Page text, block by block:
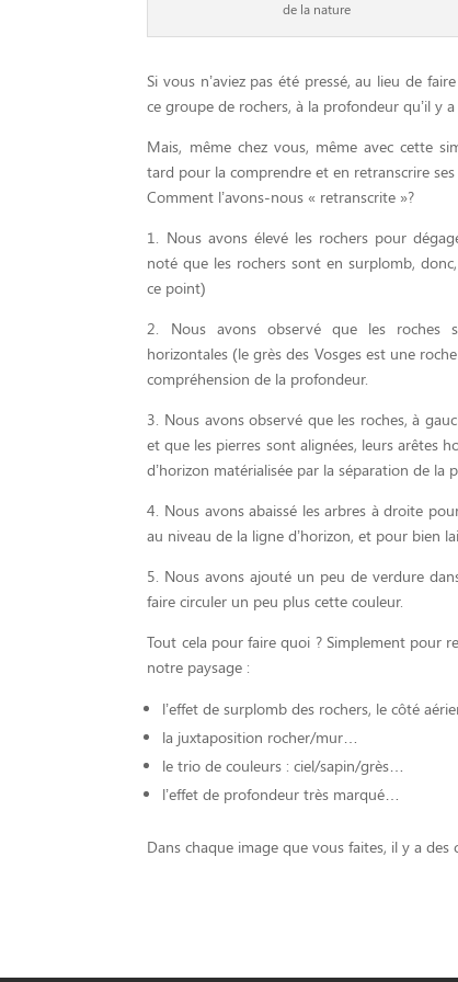
de la nature
Si vous n’aviez pas été pressé, au lieu de
ce groupe de rochers, à la profondeur qu’il y
Mais, même chez vous, même avec cette
tard pour la comprendre et en retranscrire
Comment l’avons-nous « retranscrite »?
1. Nous avons élevé les rochers pour
noté que les rochers sont en surplomb,
ce point)
2. Nous avons observé que les roches
horizontales (le grès des Vosges est une
compréhension de la profondeur.
3. Nous avons observé que les roches, à
et que les pierres sont alignées, leurs arêtes
d’horizon matérialisée par la séparation de la
4. Nous avons abaissé les arbres à droite
au niveau de la ligne d’horizon, et pour bien
5. Nous avons ajouté un peu de verdure
faire circuler un peu plus cette couleur.
Tout cela pour faire quoi ? Simplement pour
notre paysage :
l’effet de surplomb des rochers, le côté
la juxtaposition rocher/mur…
le trio de couleurs : ciel/sapin/grès…
l’effet de profondeur très marqué…
Dans chaque image que vous faites, il y a